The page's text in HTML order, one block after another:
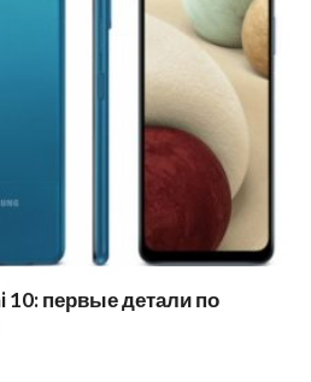
10: первые детали по